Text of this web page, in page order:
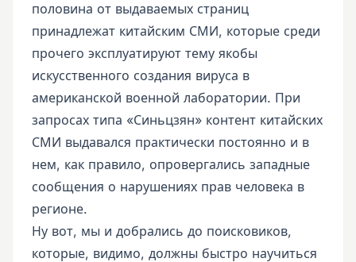
половина от выдаваемых страниц
принадлежат китайским СМИ, которые среди
прочего эксплуатируют тему якобы
искусственного создания вируса в
американской военной лаборатории. При
запросах типа «Синьцзян» контент китайских
СМИ выдавался практически постоянно и в
нем, как правило, опровергались западные
сообщения о нарушениях прав человека в
регионе.
Ну вот, мы и добрались до поисковиков,
которые, видимо, должны быстро научиться